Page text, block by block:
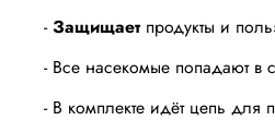
-Защищаетпродукты и
- Все насекомые попадают в
- В комплекте идёт цепь